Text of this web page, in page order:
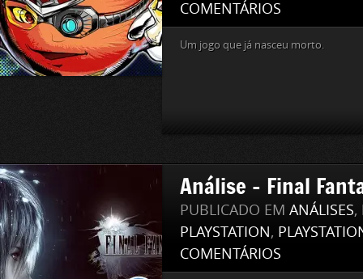
COMENTÁRIOS
Um jogo que já nasceu morto.
Análise – Final
PUBLICADO EM ANÁLISES,
PLAYSTATION,
COMENTÁRIOS